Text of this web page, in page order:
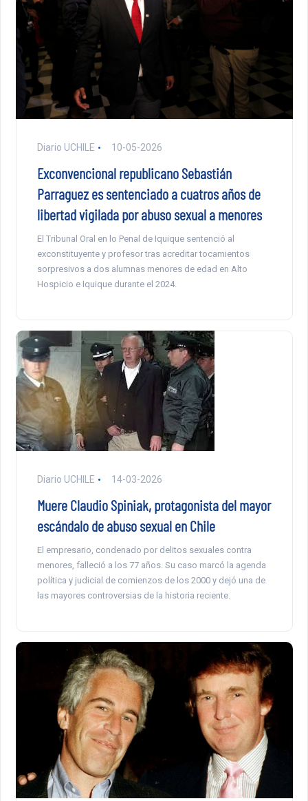
Diario UCHILE 10-05-2026
Exconvencional republicano Sebastián
Parraguez es sentenciado a cuatros años de
libertad vigilada por abuso sexual a menores
El Tribunal Oral en lo Penal de Iquique sentenció al
exconstituyente y profesor tras acreditar tocamientos
sorpresivos a dos alumnas menores de edad en Alto
Hospicio e Iquique durante el 2024.
Diario UCHILE 14-03-2026
Muere Claudio Spiniak, protagonista del mayor
escándalo de abuso sexual en Chile
El empresario, condenado por delitos sexuales contra
menores, falleció a los 77 años. Su caso marcó la agenda
política y judicial de comienzos de los 2000 y dejó una de
las mayores controversias de la historia reciente.